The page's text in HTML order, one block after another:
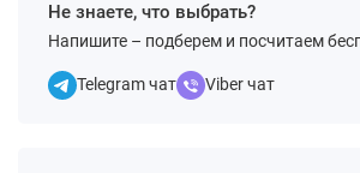
Не знаете, что выбрать?
Напишите – подберем и посчитаем
Telegram чат Viber чат